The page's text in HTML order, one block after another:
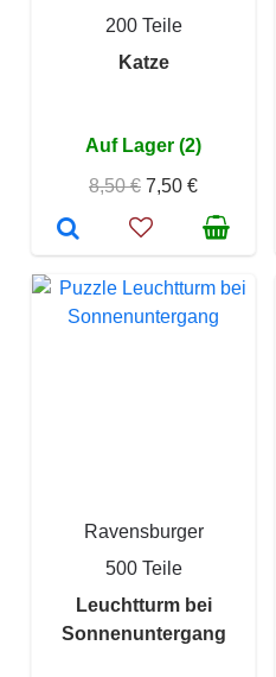
200 Teile
Katze
Auf Lager (2)
8,50 € 7,50 €
Ravensburger
500 Teile
Leuchtturm bei
Sonnenuntergang